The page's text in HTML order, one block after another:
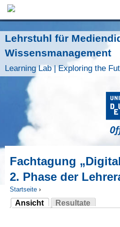
Jump to
Lehrstuhl für
Wissensmanagement
Learning Lab | Exploring the
Fachtagung
2. Phase der
Sie sind hier
Startseite ›
Ansicht
(aktiver Reiter)
Resultate